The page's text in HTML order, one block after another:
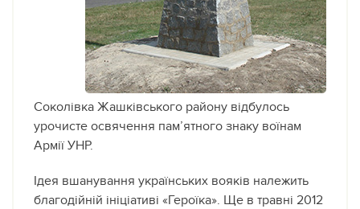
Соколівка Жашківського району відбулось
урочисте освячення пам’ятного знаку воїнам
Армії УНР.
Ідея вшанування українських вояків належить
благодійній ініціативі «Героїка». Ще в травні 2012